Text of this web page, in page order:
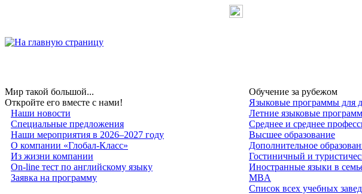
Мир такой большой...
Откройте его вместе с нами!
Наши новости
Специальные предложения
Наши мероприятия в 2026–2027 году
О компании «Глобал-Класс»
Из жизни компании
On-line тест по английскому языку
Заявка на программу
Обучение за рубежом
Языковые программы для
Летние языковые
Среднее и среднее
Высшее образование
Дополнительное
Гостиничный и
Иностранные языки в
MBA
Список всех учебных